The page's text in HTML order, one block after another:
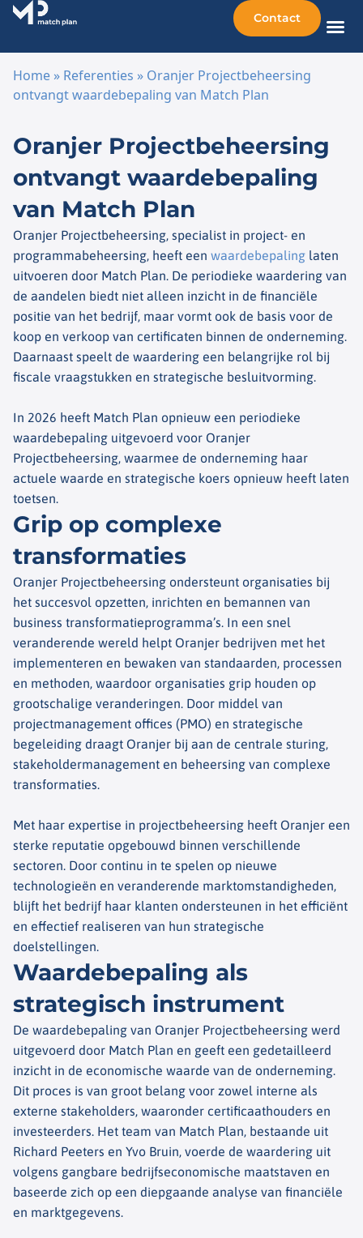
Contact
Home » Referenties » Oranjer Projectbeheersing
ontvangt waardebepaling van Match Plan
Oranjer Projectbeheersing
ontvangt waardebepaling
van Match Plan
Oranjer Projectbeheersing, specialist in project- en
programmabeheersing, heeft een waardebepaling laten
uitvoeren door Match Plan. De periodieke waardering van
de aandelen biedt niet alleen inzicht in de financiële
positie van het bedrijf, maar vormt ook de basis voor de
koop en verkoop van certificaten binnen de onderneming.
Daarnaast speelt de waardering een belangrijke rol bij
fiscale vraagstukken en strategische besluitvorming.
In 2026 heeft Match Plan opnieuw een periodieke
waardebepaling uitgevoerd voor Oranjer
Projectbeheersing, waarmee de onderneming haar
actuele waarde en strategische koers opnieuw heeft laten
toetsen.
Grip op complexe
transformaties
Oranjer Projectbeheersing ondersteunt organisaties bij
het succesvol opzetten, inrichten en bemannen van
business transformatieprogramma’s. In een snel
veranderende wereld helpt Oranjer bedrijven met het
implementeren en bewaken van standaarden, processen
en methoden, waardoor organisaties grip houden op
grootschalige veranderingen. Door middel van
projectmanagement offices (PMO) en strategische
begeleiding draagt Oranjer bij aan de centrale sturing,
stakeholdermanagement en beheersing van complexe
transformaties.
Met haar expertise in projectbeheersing heeft Oranjer een
sterke reputatie opgebouwd binnen verschillende
sectoren. Door continu in te spelen op nieuwe
technologieën en veranderende marktomstandigheden,
blijft het bedrijf haar klanten ondersteunen in het efficiënt
en effectief realiseren van hun strategische
doelstellingen.
Waardebepaling als
strategisch instrument
De waardebepaling van Oranjer Projectbeheersing werd
uitgevoerd door Match Plan en geeft een gedetailleerd
inzicht in de economische waarde van de onderneming.
Dit proces is van groot belang voor zowel interne als
externe stakeholders, waaronder certificaathouders en
investeerders. Het team van Match Plan, bestaande uit
Richard Peeters en Yvo Bruin, voerde de waardering uit
volgens gangbare bedrijfseconomische maatstaven en
baseerde zich op een diepgaande analyse van financiële
en marktgegevens.